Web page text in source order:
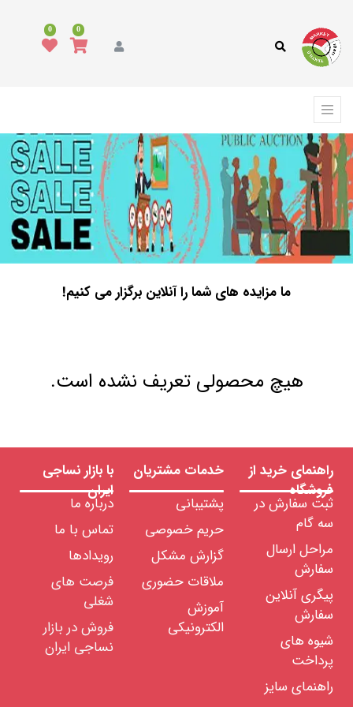
0
0
ما مزایده های شما را آنلاین برگزار می کنیم!
هیچ محصولی تعریف نشده است.
راهنمای خرید از
فروشگاه
ثبت سفارش در
سه گام
مراحل ارسال
سفارش
پیگری آنلاین
سفارش
شیوه های
پرداخت
راهنمای سایز
خدمات مشتریان
پشتیبانی
حریم خصوصی
گزارش مشکل
ملاقات حضوری
آموزش
الکترونیکی
با بازار نساجی
ایران
درباره ما
تماس با ما
رویدادها
فرصت های
شغلی
فروش در بازار
نساجی ایران